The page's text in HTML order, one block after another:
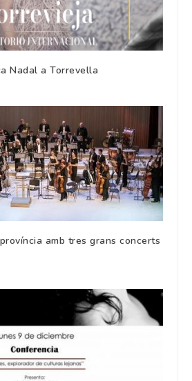
Nadal a Torrevella
amb tres grans concerts